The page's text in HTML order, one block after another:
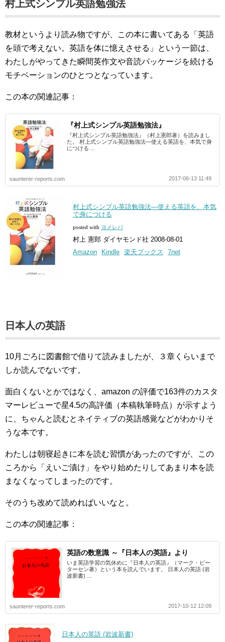
村上式シンプル英語勉強法
教材というより読み物ですが、この本に書いてある「英語
を頭で考えない。英語を体に憶えさせる」という一節は、
わたしがやってきた瞬間英作文や音読パッケージを続ける
モチベーションのひとつとなっています。
この本の関連記事：
『村上式シンプル英語勉強法』
『村上式シンプル英語勉強法』（村上憲郎著）を読みまし
た。 村上式シンプル英語勉強法―使える英語を、本気で身
につける ...
saunterer-reports.com 2017-06-13 11:49
村上式シンプル英語勉強法―使える英語を、本気
で身につける
posted with ヨメレバ
村上 憲郎 ダイヤモンド社 2008-08-01
Amazon
Kindle 楽天ブックス 7net
日本人の英語
10月ごろに図書館で借りて読みましたが、３章くらいまで
しか読んでないです。
面白くないとかではなく、amazon の評価で163件のカスタ
マーレビューで星4.5の高評価（本稿執筆時点）が示すよう
に、ちゃんと読むとネイティブの英語感覚などがわかりそ
うな本です。
わたしは朝寝起きに本を読む習慣があったのですが、この
ころから「えいご漬け」をやり始めたりしてあまり本を読
まなくなってしまったのです。
そのうち改めて読めればいいなと。
この本の関連記事：
英語の数意識 ～『日本人の英語』より
いま英語学習の気休めに『日本人の英語』（マーク・ピー
ターセン著）という本を読んでいます。 日本人の英語 (岩
波新書) ...
saunterer-reports.com 2017-10-12 12:09
日本人の英語 (岩波新書)